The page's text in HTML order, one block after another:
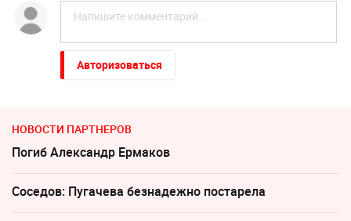
Авторизоваться
НОВОСТИ ПАРТНЕРОВ
Погиб Александр Ермаков
Соседов: Пугачева безнадежно постарела